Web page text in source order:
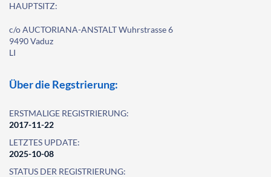
HAUPTSITZ:
c/o AUCTORIANA-ANSTALT Wuhrstrasse 6
9490 Vaduz
LI
Über die Regstrierung:
ERSTMALIGE REGISTRIERUNG:
2017-11-22
LETZTES UPDATE:
2025-10-08
STATUS DER REGISTRIERUNG: